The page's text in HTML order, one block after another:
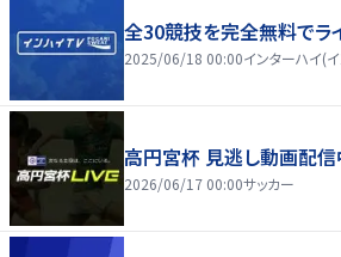
全30競技を完全無料でラ
2025/06/18 00:00インターハイ(
高円宮杯 見逃し動画配信
2026/06/17 00:00サッカー